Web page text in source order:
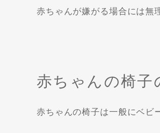
赤ちゃんが嫌がる場合には無
赤ちゃんの椅子
赤ちゃんの椅子は一般にベビ